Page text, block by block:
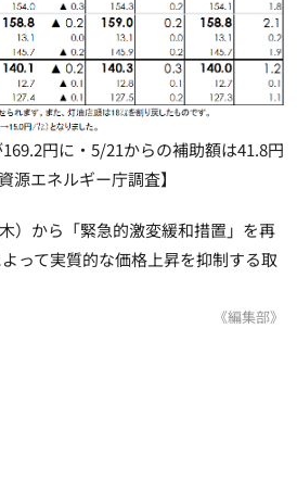
円に・5/21からの補助額は41.8円
源エネルギー庁調査】
）から「緊急的激変緩和措置」を再
って実質的な価格上昇を抑制する取
《編集部》